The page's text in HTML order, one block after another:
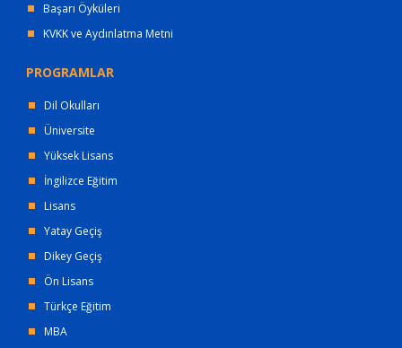
Başarı Öyküleri
KVKK ve Aydınlatma Metni
PROGRAMLAR
Dil Okulları
Üniversite
Yüksek Lisans
İngilizce Eğitim
Lisans
Yatay Geçiş
Dikey Geçiş
Ön Lisans
Türkçe Eğitim
MBA